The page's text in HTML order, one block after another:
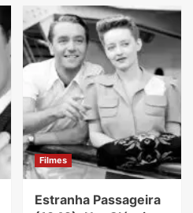
Filmes
Estranha Passageira